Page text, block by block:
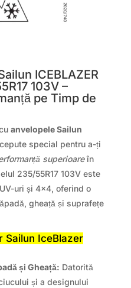
ICEBLAZER
103V –
pe Timp de
anvelopele Sailun
special pentru a-ți
superioareîn
235/55R17 103V este
uri și 4×4, oferind o
gheață și suprafețe
Sailun IceBlazer
și Gheață: Datorită
și a designului